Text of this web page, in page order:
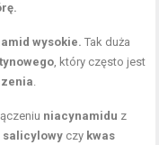
wysokie. Tak duża
, który często jest
niacynamidu z
salicylowy czy kwas